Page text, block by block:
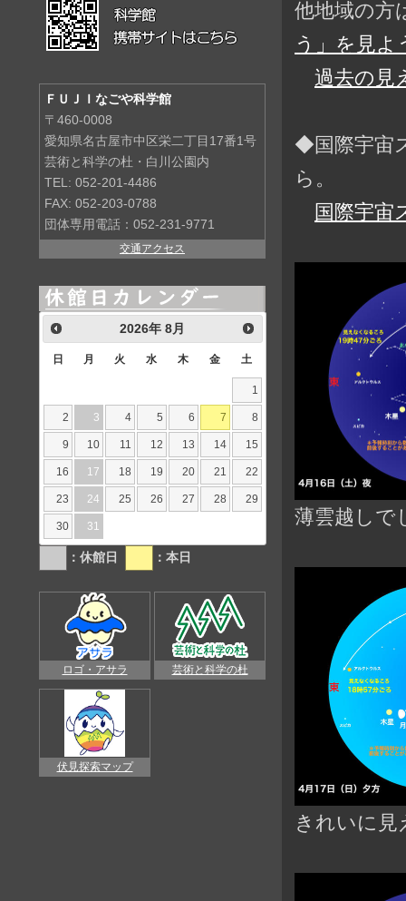
他地域の方
う」を見
過去の見
◆国際宇宙
ら。
国際宇宙
薄雲越しで
きれいに見
ＦＵＪＩなごや科学館
〒460-0008
愛知県名古屋市中区栄二丁目17番1号
芸術と科学の杜・白川公園内
TEL: 052-201-4486
FAX: 052-203-0788
団体専用電話：052-231-9771
交通アクセス
2026年8月
日 月 火 水 木 金 土
1
2 3 4 5 6 7 8
9 10 11 12 13 14 15
16 17 18 19 20 21 22
23 24 25 26 27 28 29
30 31
：休館日 ：本日
ロゴ・アサラ 芸術と科学の杜
伏見探索マップ